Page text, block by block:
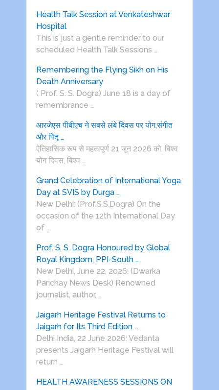
Health Talk Session at Venkateshwar
Hospital
This is just a gentle reminder to our
scheduled Health Talk Sessions …
Remembering the Flying Sikh on His
Death Anniversary
( Prof. S. S. Dogra) June 18 is a day of
remembrance …
आरजेएस पीबीएच ने सबसे लंबे दिवस पर योग,संगीत
और पितृ …
ऐतिहासिक रूप से महत्वपूर्ण 21 जून 2026 को, विश्व
योग दिवस, विश्व …
Grand Celebration of International Yoga
Day at SVIS by Durga …
New Delhi: (Prof.S.S.Dogra) On the
occasion of the 12th International Day
of …
Prof. S. S. Dogra Honoured by Global
Royal Kingdom, PPI-South …
New Delhi, June 22, 2026: (Dwarka
Parichay News Desk) Renowned
journalist, author, …
Jaigarh Heritage Festival Returns to
Jaigarh for Its Third Edition …
Delhi India, 22 June 2026: Vedanta
presents Jaigarh Heritage Festival will
return …
HEALTH AWARENESS SESSIONS ON